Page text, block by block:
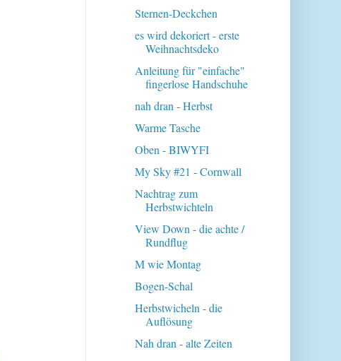
Sternen-Deckchen
es wird dekoriert - erste
Weihnachtsdeko
Anleitung für "einfache"
fingerlose Handschuhe
nah dran - Herbst
Warme Tasche
Oben - BIWYFI
My Sky #21 - Cornwall
Nachtrag zum
Herbstwichteln
View Down - die achte /
Rundflug
M wie Montag
Bogen-Schal
Herbstwicheln - die
Auflösung
Nah dran - alte Zeiten